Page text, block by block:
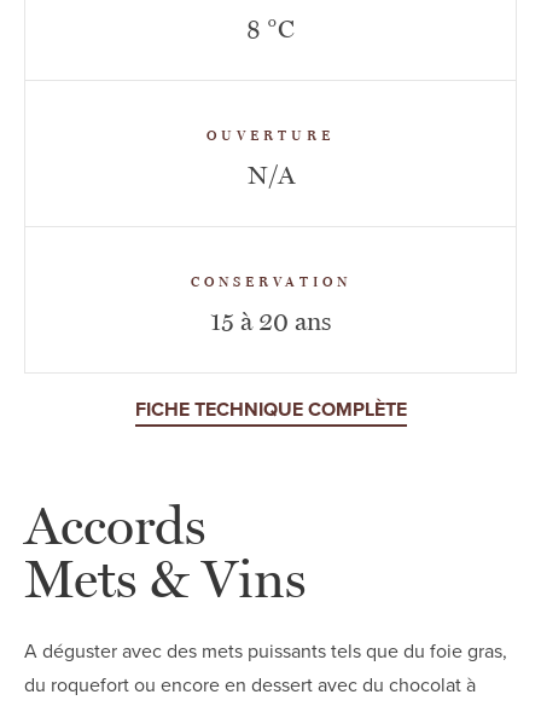
8 °C
OUVERTURE
N/A
CONSERVATION
15 à 20 ans
FICHE TECHNIQUE COMPLÈTE
Accords
Mets & Vins
A déguster avec des mets puissants tels que du foie gras,
du roquefort ou encore en dessert avec du chocolat à